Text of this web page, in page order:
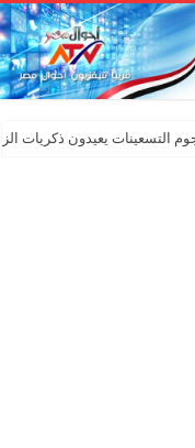
يعيدون ذكريات